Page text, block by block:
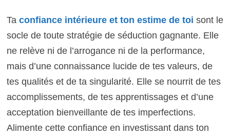
Ta confiance intérieure et ton estime de toi sont le
socle de toute stratégie de séduction gagnante. Elle
ne relève ni de l’arrogance ni de la performance,
mais d’une connaissance lucide de tes valeurs, de
tes qualités et de ta singularité. Elle se nourrit de tes
accomplissements, de tes apprentissages et d’une
acceptation bienveillante de tes imperfections.
Alimente cette confiance en investissant dans ton